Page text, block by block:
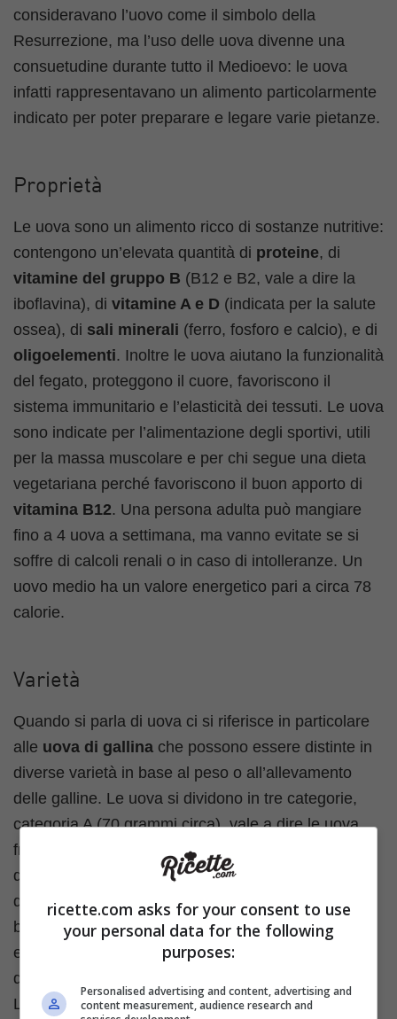
consideravano l’uovo come il simbolo della
Resurrezione, ma l’uso delle uova divenne una
consuetudine durante tutto il Medioevo: le uova
infatti rappresentavano un alimento particolarmente
indicato per poter preparare e legare varie pietanze.
Proprietà
Le uova sono un alimento ricco di sostanze nutritive:
contengono un’elevata quantità di proteine, di
vitamine del gruppo B (B12 e B2, vale a dire la
iboflavina), di vitamine A e D (indicata per la salute
ossea), di sali minerali (ferro, fosforo e calcio), e di
oligoelementi. Inoltre le uova aiutano la funzionalità
del fegato, proteggono il cuore, favoriscono il
sistema immunitario e l’elasticità dei tessuti. Le uova
sono indicate per l’alimentazione degli sportivi, utili
per la massa muscolare e per chi segue una dieta
vegetariana perché favoriscono il buon apporto di
vitamina B12. Una persona adulta può mangiare
fino a 4 uova a settimana, ma vanno evitate se si
soffre di calcoli renali o in caso di intolleranze. Un
uovo medio ha un valore energetico pari a circa 78
calorie.
Varietà
Quando si parla di uova ci si riferisce in particolare
alle uova di gallina che possono essere distinte in
diverse varietà in base al peso o all’allevamento
delle galline. Le uova si dividono in tre categorie,
categoria A (70 grammi circa), vale a dire le uova
fresche, categoria B (60 grammi circa), di seconda
qualità e uova di categoria C (50 g circa),
declassate ed escluse dall’industria alimentare. In
base al peso le uova di categoria A e B possono
essere classificate come uova S (che pesano meno
di 53 grammi), uova M Medie (53-63 grammi), uova
L Grandi (63-73 grammi), uova XL Grandissime
ricette.com asks for your consent to use
your personal data for the following
purposes:
Personalised advertising and content, advertising and
content measurement, audience research and